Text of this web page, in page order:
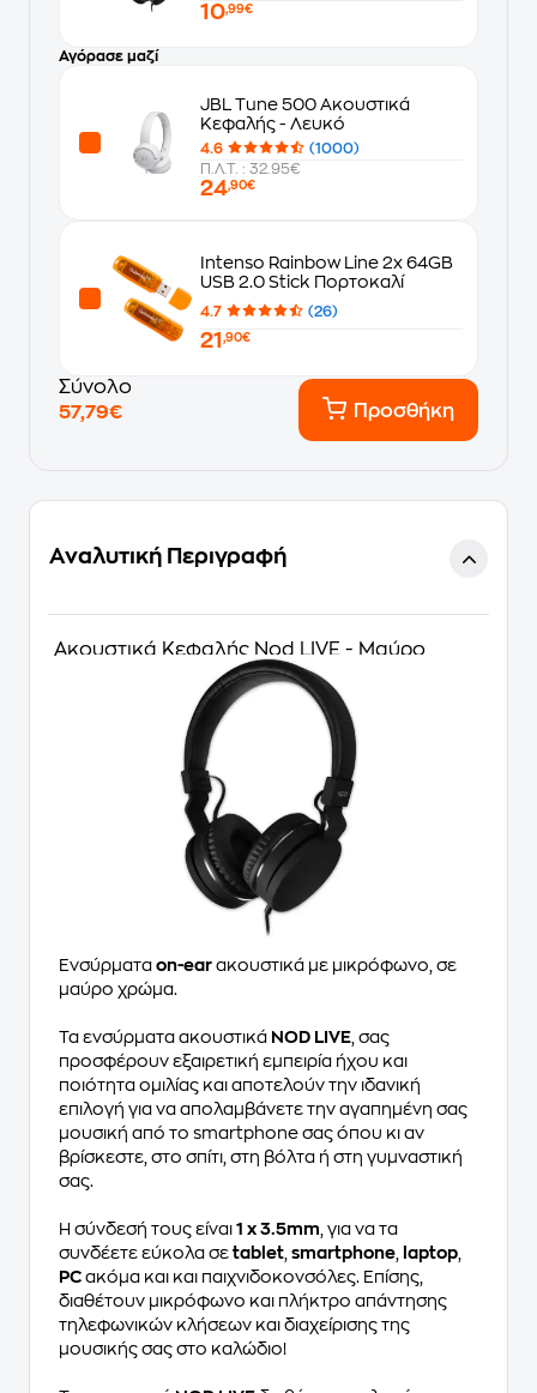
10,99€
Αγόρασε μαζί
JBL Tune 500 Ακουστικά
Κεφαλής - Λευκό
4.6
(1000)
Π.Λ.Τ. : 32.95€
24,90€
Intenso Rainbow Line 2x 64GB
USB 2.0 Stick Πορτοκαλί
4.7 (26)
21 ,90€
Σύνολο
57,79€
Προσθήκη
Αναλυτική Περιγραφή
Ακουστικά Κεφαλής Nod LIVE - Μαύρο
Ενσύρματα on-ear ακουστικά με μικρόφωνο, σε
μαύρο χρώμα.
Τα ενσύρματα ακουστικά NOD LIVE , σας
προσφέρoυν εξαιρετική εμπειρία ήχου και
ποιότητα ομιλίας και αποτελούν την ιδανική
επιλογή για να απολαμβάνετε την αγαπημένη σας
μουσική από το smartphone σας όπου κι αν
βρίσκεστε, στο σπίτι, στη βόλτα ή στη γυμναστική
σας.
Η σύνδεσή τους είναι 1 x 3.5mm , για να τα
συνδέετε εύκολα σε tablet smartphone laptop
PC ακόμα και και παιχνιδοκονσόλες. Επίσης,
διαθέτουν μικρόφωνο και πλήκτρο απάντησης
τηλεφωνικών κλήσεων και διαχείρισης της
μουσικής σας στο καλώδιο!